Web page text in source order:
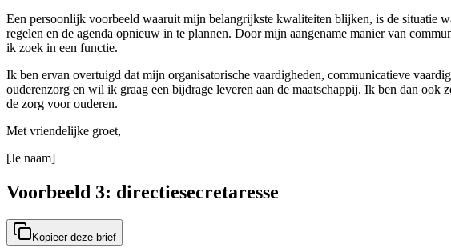
Een persoonlijk voorbeeld waaruit mijn belangrijkste kwaliteiten blijken, is de situatie
regelen en de agenda opnieuw in te plannen. Door mijn aangename manier van
ik zoek in een functie.
Ik ben ervan overtuigd dat mijn organisatorische vaardigheden, communicatieve
ouderenzorg en wil ik graag een bijdrage leveren aan de maatschappij. Ik ben dan
de zorg voor ouderen.
Met vriendelijke groet,
[Je naam]
Voorbeeld 3: directiesecretaresse
Kopieer deze brief